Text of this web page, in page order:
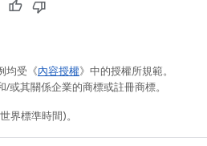
均受《內容授權》中的授權所規範。
其關係企業的商標或註冊商標。
界標準時間)。